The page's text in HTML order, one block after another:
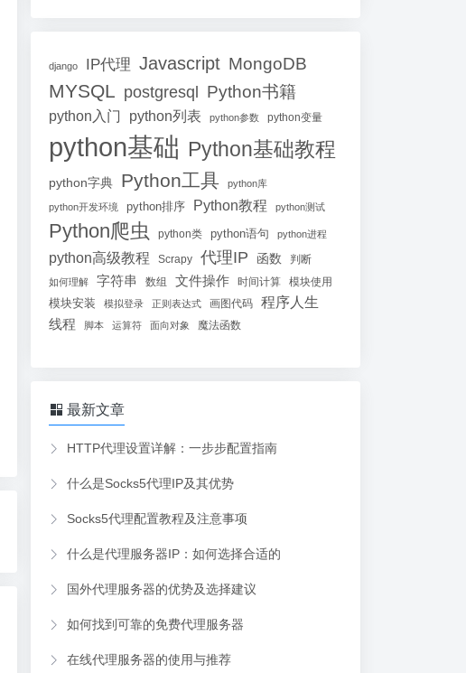
django IP代理 Javascript MongoDB
MYSQL postgresql Python书籍
python入门 python列表 python参数 python变量
python基础 Python基础教程
python字典 Python工具 python库
python开发环境 python排序 Python教程 python测试
Python爬虫 python类 python语句 python进程
python高级教程 Scrapy 代理IP 函数 判断
如何理解 字符串 数组 文件操作 时间计算 模块使用
模块安装 模拟登录 正则表达式 画图代码 程序人生
线程 脚本 运算符 面向对象 魔法函数
最新文章
HTTP代理设置详解：一步步配置指南
什么是Socks5代理IP及其优势
Socks5代理配置教程及注意事项
什么是代理服务器IP：如何选择合适的
国外代理服务器的优势及选择建议
如何找到可靠的免费代理服务器
在线代理服务器的使用与推荐